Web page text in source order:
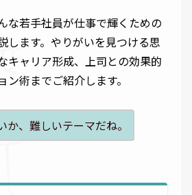
な若手社員が仕事で輝くための
します。やりがいを見つける思
キャリア形成、上司との効果的
術までご紹介します。
か、難しいテーマだね。